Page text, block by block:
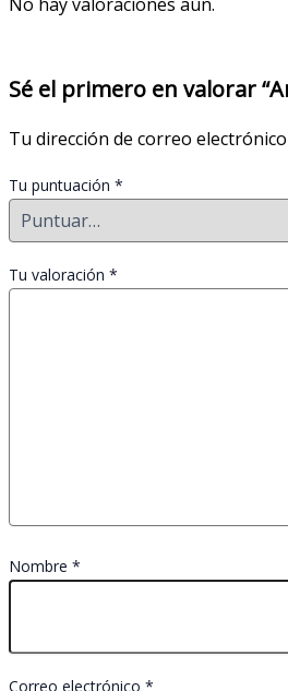
Sé el primero en valorar
Tu dirección de correo
Tu puntuación *
Tu valoración *
Nombre *
Correo electrónico *